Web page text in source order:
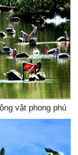
vật phong phú